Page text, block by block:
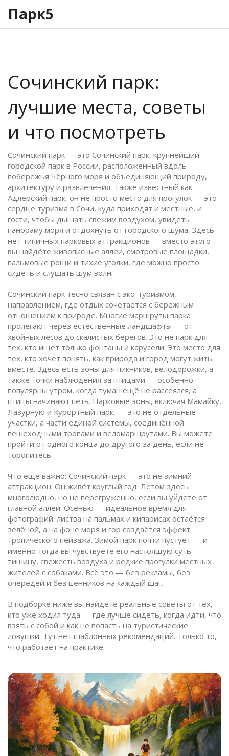
Парк5
Сочинский парк:
лучшие места, советы
и что посмотреть
Сочинский парк — это Сочинский парк, крупнейший
городской парк в России, расположенный вдоль
побережья Чёрного моря и объединяющий природу,
архитектуру и развлечения. Также известный как
Адлерский парк, он не просто место для прогулок — это
сердце туризма в Сочи, куда приходят и местные, и
гости, чтобы дышать свежим воздухом, увидеть
панораму моря и отдохнуть от городского шума. Здесь
нет типичных парковых аттракционов — вместо этого
вы найдёте живописные аллеи, смотровые площадки,
пальмовые рощи и тихие уголки, где можно просто
сидеть и слушать шум волн.
Сочинский парк тесно связан с эко-туризмом,
направлением, где отдых сочетается с бережным
отношением к природе. Многие маршруты парка
пролегают через естественные ландшафты — от
хвойных лесов до скалистых берегов. Это не парк для
тех, кто ищет только фонтаны и карусели. Это место для
тех, кто хочет понять, как природа и город могут жить
вместе. Здесь есть зоны для пикников, велодорожки, а
также точки наблюдения за птицами — особенно
популярны утром, когда туман ещё не рассеялся, а
птицы начинают петь. Парковые зоны, включая Мамайку,
Лазурную и Курортный парк, — это не отдельные
участки, а части единой системы, соединённой
пешеходными тропами и веломаршрутами. Вы можете
пройти от одного конца до другого за день, если не
торопитесь.
Что ещё важно: Сочинский парк — это не зимний
аттракцион. Он живёт круглый год. Летом здесь
многолюдно, но не перегруженно, если вы уйдёте от
главной аллеи. Осенью — идеальное время для
фотографий: листва на пальмах и кипарисах остаётся
зелёной, а на фоне моря и гор создаётся эффект
тропического пейзажа. Зимой парк почти пустует — и
именно тогда вы чувствуете его настоящую суть:
тишину, свежесть воздуха и редкие прогулки местных
жителей с собаками. Всё это — без рекламы, без
очередей и без ценников на каждый шаг.
В подборке ниже вы найдёте реальные советы от тех,
кто уже ходил туда — где лучше сидеть, когда идти, что
взять с собой и как не попасть на туристические
ловушки. Тут нет шаблонных рекомендаций. Только то,
что работает на практике.